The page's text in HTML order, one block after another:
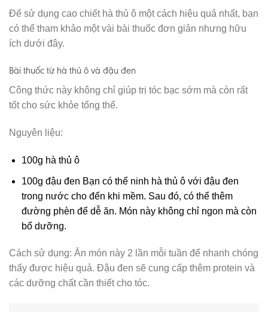
Để sử dụng cao chiết hà thủ ô một cách hiệu quả nhất, bạn
có thể tham khảo một vài bài thuốc đơn giản nhưng hữu
ích dưới đây.
Bài thuốc từ hà thủ ô và đậu đen
Công thức này không chỉ giúp trị tóc bạc sớm mà còn rất
tốt cho sức khỏe tổng thể.
Nguyên liệu:
100g hà thủ ô
100g đậu đen Bạn có thể ninh hà thủ ô với đậu đen
trong nước cho đến khi mềm. Sau đó, có thể thêm
đường phèn để dễ ăn. Món này không chỉ ngon mà còn
bổ dưỡng.
Cách sử dụng: Ăn món này 2 lần mỗi tuần để nhanh chóng
thấy được hiệu quả. Đậu đen sẽ cung cấp thêm protein và
các dưỡng chất cần thiết cho tóc.